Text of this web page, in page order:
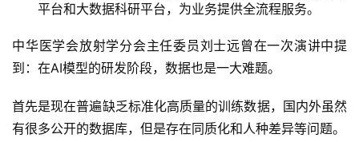
能
驾
驶
智
平台和大数据科研平台，为业务提供全流程服务。
中华医学会放射学分会主任委员刘士远曾在一次演讲中提
到：在AI模型的研发阶段，数据也是一大难题。
首先是现在普遍缺乏标准化高质量的训练数据，国内外虽然
有很多公开的数据库，但是存在同质化和人种差异等问题。